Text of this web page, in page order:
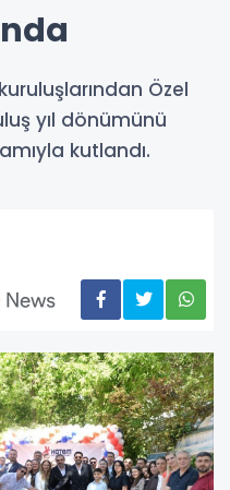
Özel
yıl dönümünü
kutlandı.